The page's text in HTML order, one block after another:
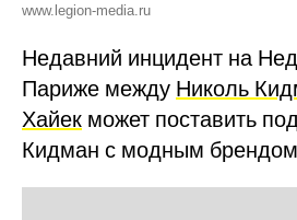
www.legion-media.ru
Недавний инцидент на
Париже между Николь
Хайек может поставить
Кидман с модным брендом